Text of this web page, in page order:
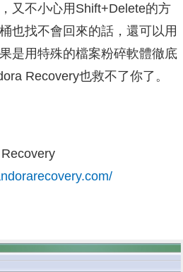
又不小心用Shift+Delete的方
也找不會回來的話，還可以用
是用特殊的檔案粉碎軟體徹底
Recovery也救不了你了。